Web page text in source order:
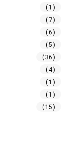
(1)
(7)
(6)
(5)
(36)
(4)
(1)
(1)
(15)